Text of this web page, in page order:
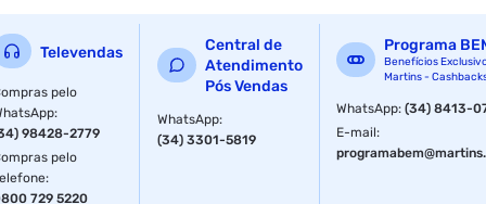
Televendas
pelo
:
98428-2779
pelo
:
729 5220
Central de
Atendimento
Pós Vendas
WhatsApp:
(34) 3301-5819
Programa
Benefícios
Martins -
WhatsApp:(34) 8413-
E-mail: